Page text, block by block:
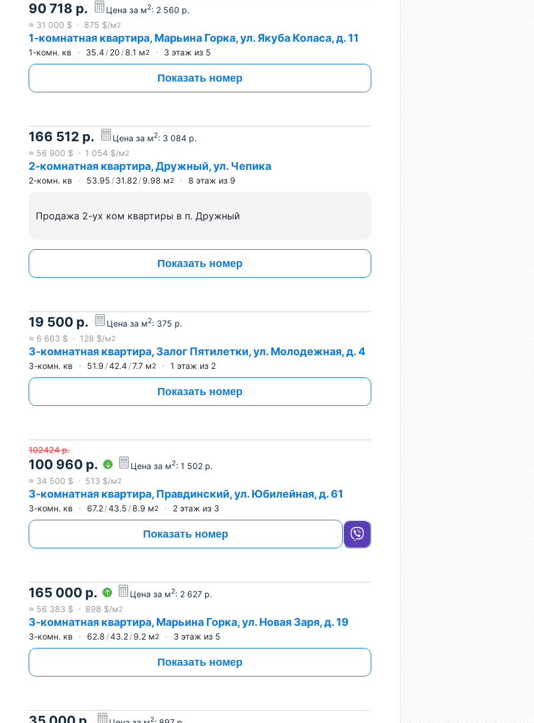
90 718 р. Цена за м2: 2 560 р.
≈ 31 000 $ 875 $/м2
1-комнатная квартира, Марьина Горка, ул. Якуба Коласа, д. 11
1-комн. кв 35.4 20 8.1 м2 3 этаж из 5
Показать номер
166 512 р. Цена за м2: 3 084 р.
≈ 56 900 $ 1 054 $/м2
2-комнатная квартира, Дружный, ул. Чепика
2-комн. кв 53.95 31.82 9.98 м2 8 этаж из 9
Продажа 2-ух ком квартиры в п. Дружный
Показать номер
19 500 р. Цена за м2: 375 р.
≈ 6 663 $ 128 $/м2
3-комнатная квартира, Залог Пятилетки, ул. Молодежная, д. 4
3-комн. кв 51.9 42.4 7.7 м2 1 этаж из 2
Показать номер
102424 р.
100 960 р. Цена за м2: 1 502 р.
≈ 34 500 $ 513 $/м2
3-комнатная квартира, Правдинский, ул. Юбилейная, д. 61
3-комн. кв 67.2 43.5 8.9 м2 2 этаж из 3
Показать номер
165 000 р. Цена за м2: 2 627 р.
≈ 56 383 $ 898 $/м2
3-комнатная квартира, Марьина Горка, ул. Новая Заря, д. 19
3-комн. кв 62.8 43.2 9.2 м2 3 этаж из 5
Показать номер
2